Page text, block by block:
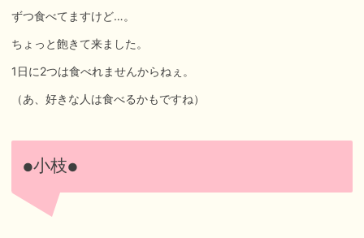
ずつ食べてますけど…。
ちょっと飽きて来ました。
1日に2つは食べれませんからねぇ。
（あ、好きな人は食べるかもですね）
●小枝●